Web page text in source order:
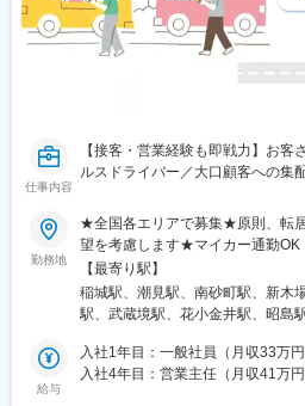
駅、武蔵砂川駅、港南台駅、亀山
奈川県)、ウッディタウン中央駅、
駅(相模線)、当麻寺駅、久里浜駅
郷台駅、玉川学園前駅、古淵駅
駅、三河一宮駅、浅野駅、木曽川
駅、北池袋駅、野跡駅、大学前駅
良線)、新井宿駅、矢川駅、芝浦ふ
ケ丘駅、関下有知駅、相模湖駅、
県)、関ケ原駅、桜田門駅、外苑
都)、東京国際クルーズターミナ
木八幡駅、小平駅、立川駅、有楽
駅、両国駅(都営線)、中野富士見
川駅、久寿川駅、荒川一中前駅、
駅、中野新橋駅、日暮里駅(舎人ラ
仕事内容
【接客・営業経験も即戦力】お客
ルスドライバー／大口顧客への集
勤務地
★全国各エリアで募集★原則、転
望を考慮します★マイカー通勤OK
ライバー】【ルート（輸送）ドラ
玉、神奈川、栃木、群馬、千葉、
阜、静岡■甲信越エリア新潟、長
国・四国エリア香川、愛媛、高知
口、鳥取■九州エリア福岡、長崎
【最寄り駅】
稲城駅、潮見駅、南砂町駅、新木
駅、武蔵境駅、花小金井駅、昭島
駅、永田駅(埼玉県)、鳩ケ谷駅、
羽駅、羽沢横浜国大駅、中野島駅
給与
入社1年目：一般社員（月収33万
入社4年目：営業主任（月収41万